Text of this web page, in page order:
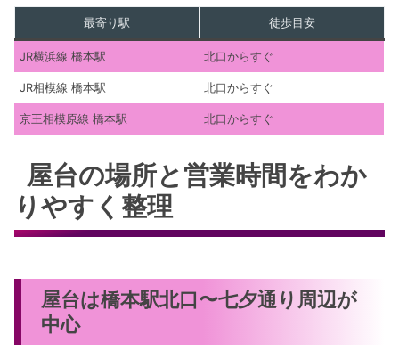
最寄り駅 徒歩目安
JR横浜線 橋本駅 北口からすぐ
JR相模線 橋本駅 北口からすぐ
京王相模原線 橋本駅 北口からすぐ
屋台の場所と営業時間をわか
りやすく整理
屋台は橋本駅北口〜七夕通り周辺が
中心